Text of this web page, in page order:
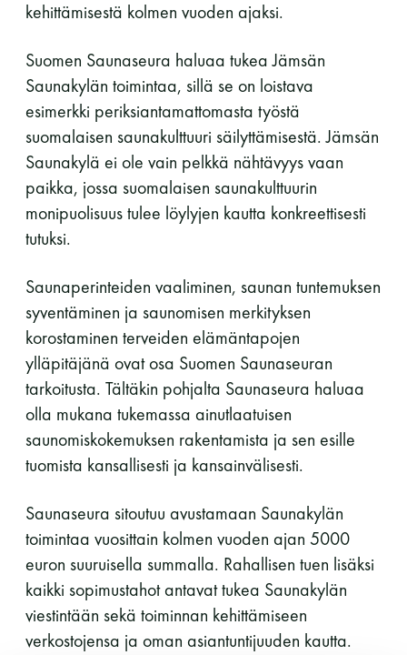
Hinnasto
Jäsen
12 €
Vieras jäsenen seurassa
Jäsenen lapsi 7-18 v.
6 €
Lapsi alle 7 v.
11 saunomiskerran kortti
120€
3kk kortti - M / N
275€ / 115€
Vuosikortti - M / N
Suomen Saunaseura ry
Vaskiniementie 10, 00200 Helsinki
Kahvio/kassa 050 372 4167
(saunojen aukioloaikana)
kehittämisestä kolmen vuoden ajaksi.
Suomen Saunaseura haluaa tukea Jämsän
Saunakylän toimintaa, sillä se on loistava
esimerkki periksiantamattomasta työstä
suomalaisen saunakulttuuri säilyttämisestä. Jämsän
Saunakylä ei ole vain pelkkä nähtävyys vaan
paikka, jossa suomalaisen saunakulttuurin
monipuolisuus tulee löylyjen kautta konkreettisesti
tutuksi.
Saunaperinteiden vaaliminen, saunan tuntemuksen
syventäminen ja saunomisen merkityksen
korostaminen terveiden elämäntapojen
ylläpitäjänä ovat osa Suomen Saunaseuran
tarkoitusta. Tältäkin pohjalta Saunaseura haluaa
olla mukana tukemassa ainutlaatuisen
saunomiskokemuksen rakentamista ja sen esille
tuomista kansallisesti ja kansainvälisesti.
Saunaseura sitoutuu avustamaan Saunakylän
toimintaa vuosittain kolmen vuoden ajan 5000
euron suuruisella summalla. Rahallisen tuen lisäksi
kaikki sopimustahot antavat tukea Saunakylän
viestintään sekä toiminnan kehittämiseen
verkostojensa ja oman asiantuntijuuden kautta.